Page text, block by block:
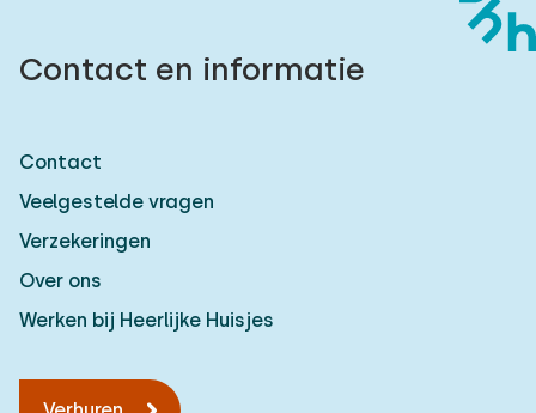
Contact en informatie
Contact
Veelgestelde vragen
Verzekeringen
Over ons
Werken bij Heerlijke Huisjes